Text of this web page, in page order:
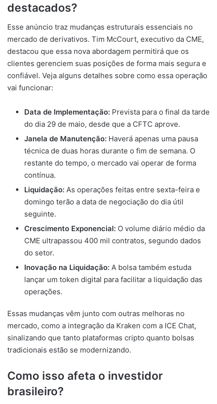
destacados?
Esse anúncio traz mudanças estruturais essenciais no
mercado de derivativos. Tim McCourt, executivo da CME,
destacou que essa nova abordagem permitirá que os
clientes gerenciem suas posições de forma mais segura e
confiável. Veja alguns detalhes sobre como essa operação
vai funcionar:
Data de Implementação: Prevista para o final da tarde
do dia 29 de maio, desde que a CFTC aprove.
Janela de Manutenção: Haverá apenas uma pausa
técnica de duas horas durante o fim de semana. O
restante do tempo, o mercado vai operar de forma
contínua.
Liquidação: As operações feitas entre sexta-feira e
domingo terão a data de negociação do dia útil
seguinte.
Crescimento Exponencial: O volume diário médio da
CME ultrapassou 400 mil contratos, segundo dados
do setor.
Inovação na Liquidação: A bolsa também estuda
lançar um token digital para facilitar a liquidação das
operações.
Essas mudanças vêm junto com outras melhoras no
mercado, como a integração da Kraken com a ICE Chat,
sinalizando que tanto plataformas cripto quanto bolsas
tradicionais estão se modernizando.
Como isso afeta o investidor
brasileiro?